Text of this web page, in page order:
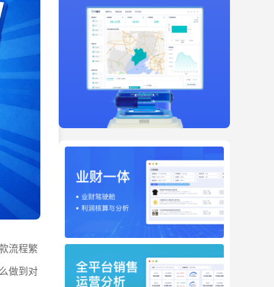
流程繁
做到对